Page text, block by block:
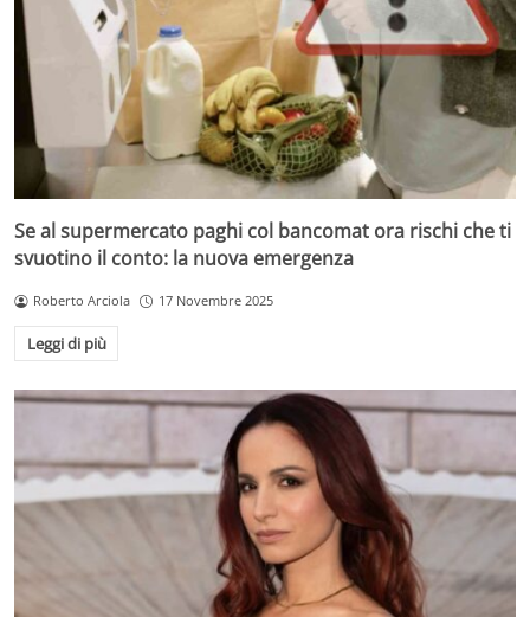
Se al supermercato paghi col bancomat ora rischi che ti
svuotino il conto: la nuova emergenza
Roberto Arciola 17 Novembre 2025
Leggi di più